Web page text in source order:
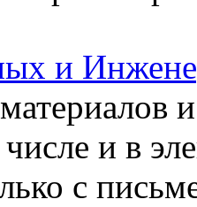
и
и в
с